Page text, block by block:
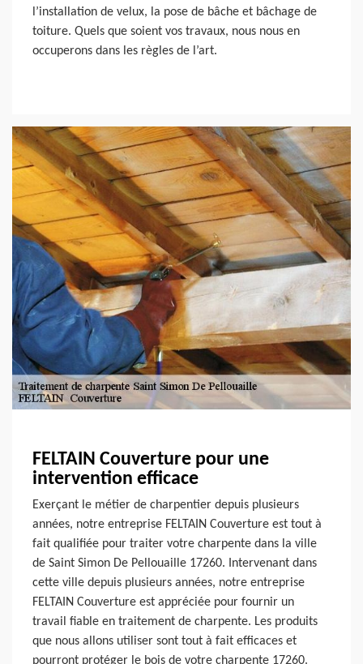
l’installation de velux, la pose de bâche et bâchage de
toiture. Quels que soient vos travaux, nous nous en
occuperons dans les règles de l’art.
FELTAIN Couverture pour une
intervention efficace
Exerçant le métier de charpentier depuis plusieurs
années, notre entreprise FELTAIN Couverture est tout à
fait qualifiée pour traiter votre charpente dans la ville
de Saint Simon De Pellouaille 17260. Intervenant dans
cette ville depuis plusieurs années, notre entreprise
FELTAIN Couverture est appréciée pour fournir un
travail fiable en traitement de charpente. Les produits
que nous allons utiliser sont tout à fait efficaces et
pourront protéger le bois de votre charpente 17260.